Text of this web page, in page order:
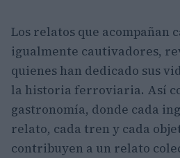
Los relatos que acompañan
igualmente cautivadores,
quienes han dedicado sus
la historia ferroviaria. Así
gastronomía, donde cada
relato, cada tren y cada
contribuyen a un relato